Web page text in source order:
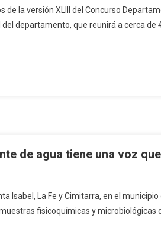
la versión XLIII del Concurso
departamento, que reunirá a cerca
de agua tiene una voz
Isabel, La Fe y Cimitarra, en el
fisicoquímicas y microbiológicas